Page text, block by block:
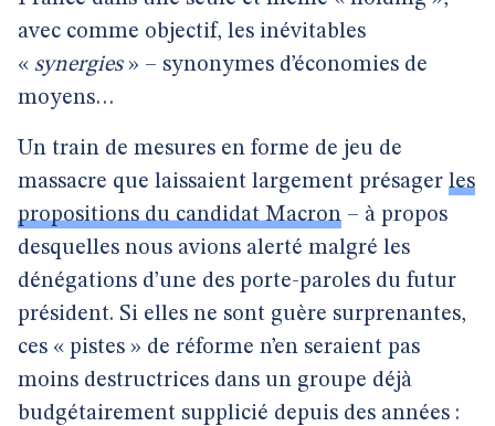
avec comme objectif, les inévitables
« synergies» – synonymes d’économies de
moyens…
Un train de mesures en forme de jeu de
massacre que laissaient largement présager les
propositions du candidat Macron – à propos
desquelles nous avions alerté malgré les
dénégations d’une des porte-paroles du futur
président. Si elles ne sont guère surprenantes,
ces « pistes » de réforme n’en seraient pas
moins destructrices dans un groupe déjà
budgétairement supplicié depuis des années :